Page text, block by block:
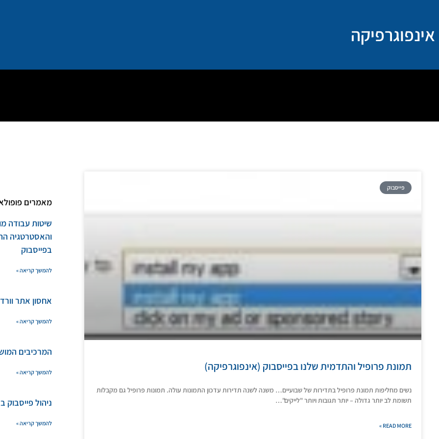
אינפוגרפיקה
פייסבוק
תמונת פרופיל והתדמית שלנו בפייסבוק (אינפוגרפיקה)
נשים מחליפות תמונת פרופיל בתדירות של שבועיים… משנה לשנה תדירות עדכון התמונות עולה. תמונות פרופיל גם מקבלות
תשומת לב יותר גדולה – יותר תגובות ויותר "לייקים"…
READ MORE »
מאמרים
שיטות עבודה
והאסטרטגיה
בפייסבוק
להמשך קריאה »
אחסון אתר
להמשך קריאה »
המרכיבים
להמשך קריאה »
ניהול פייסבוק
להמשך קריאה »